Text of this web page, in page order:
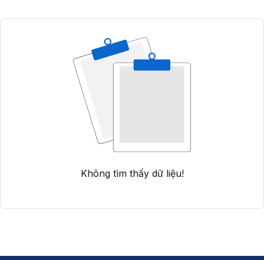
Không tìm thấy dữ liệu!